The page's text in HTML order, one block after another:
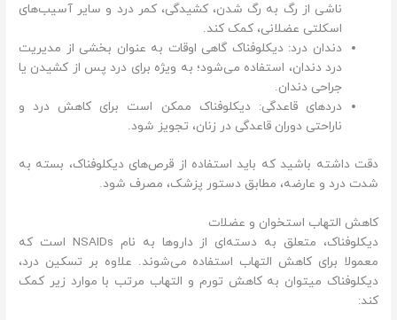
ناشی از رگ به رگ شدن، کشیدگی، کمر درد و سایر آسیب‌های
اسکلتی عضلانی، کمک کند.
دندان درد: دیکلوفناک گاهی اوقات به عنوان بخشی از مدیریت
درد دندان، استفاده می‌شود؛ به ویژه برای درد پس از کشیدن یا
جراحی دندان.
دردهای قاعدگی: دیکلوفناک ممکن است برای کاهش درد و
ناراحتی دوران قاعدگی در زنان، تجویز شود.
دقت داشته باشید که باید استفاده از قرص‌های دیکلوفناک، بسته به
شدت درد و عارضه، مطابق دستور پزشک، مصرف شود.
کاهش التهاب استخوان و عضلات
دیکلوفناک، متعلق به دسته‌ای از داروها به نام NSAIDs است که
معمولا برای کاهش التهاب استفاده می‌شوند. علاوه بر تسکین درد،
دیکلوفناک می‎توان به کاهش تورم و التهاب مرتب با موارد زیر کمک
کند: